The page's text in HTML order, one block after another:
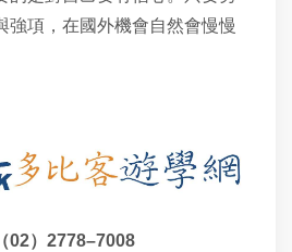
強項，在國外機會自然會慢慢
02） 2778–7008